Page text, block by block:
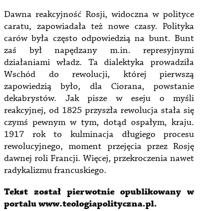
Dawna reakcyjność Rosji, widoczna w polityce
caratu, zapowiadała też nowe czasy. Polityka
carów była często odpowiedzią na bunt. Bunt
zaś był napędzany m.in. represyjnymi
działaniami władz. Ta dialektyka prowadziła
Wschód do rewolucji, której pierwszą
zapowiedzią było, dla Ciorana, powstanie
dekabrystów. Jak pisze w eseju o myśli
reakcyjnej, od 1825 przyszła rewolucja stała się
czymś pewnym w tym, dotąd ospałym, kraju.
1917 rok to kulminacja długiego procesu
rewolucyjnego, moment przejęcia przez Rosję
dawnej roli Francji. Więcej, przekroczenia nawet
radykalizmu francuskiego.
Tekst został pierwotnie opublikowany w
portalu www.teologiapolityczna.pl.